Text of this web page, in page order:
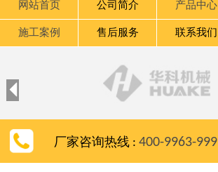
网站首页 公司简介 产品中心
施工案例 售后服务 联系我们

厂家咨询热线 : 400-9963-999